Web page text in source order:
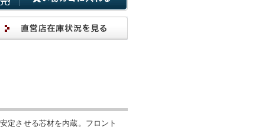
定させる芯材を内蔵。フロント